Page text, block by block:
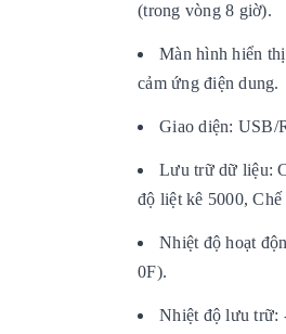
(trong vòng 8 giờ).
Màn hình hiển
cảm ứng điện dung.
Giao diện: USB/
Lưu trữ dữ liệu:
độ liệt kê 5000,
Nhiệt độ hoạt
0F).
Nhiệt độ lưu trữ: